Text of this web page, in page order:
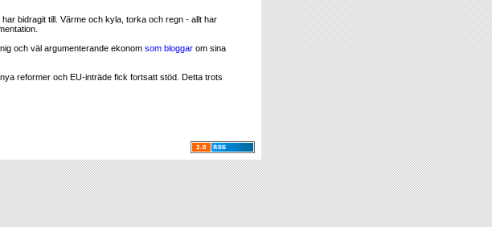
bidragit till. Värme och kyla, torka och regn - allt har
och väl argumenterande ekonom som bloggar om sina
reformer och EU-inträde fick fortsatt stöd. Detta trots